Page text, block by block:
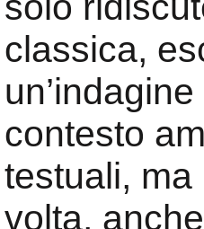
classica,
contesto
testuali,
volta,